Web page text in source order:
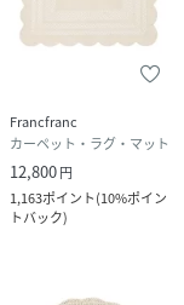
Francfranc
カーペット・ラグ・マット
12,800円
1,163ポイント(10%ポイン
トバック)